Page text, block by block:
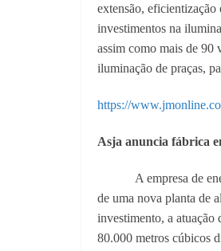
extensão, eficientização
investimentos na
assim como mais de 90
iluminação de praças,
https://
Asja anuncia fábrica
A empresa de
de uma nova planta de
investimento, a atuação
80.000 metros cúbicos